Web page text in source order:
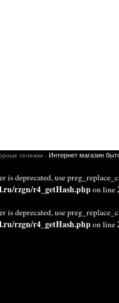
тележки . Интернет магазин
is deprecated, use
rzgn/r4_getHash.php on line
is deprecated, use
rzgn/r4_getHash.php on line